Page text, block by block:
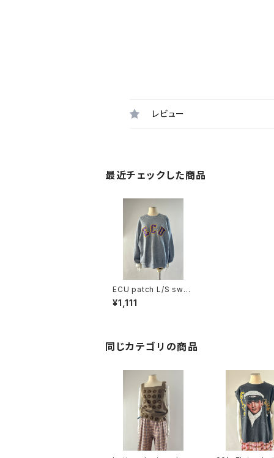
レビュー
最近チェックした商品
ECU patch L/S swea
t¥1,111
同じカテゴリの商品